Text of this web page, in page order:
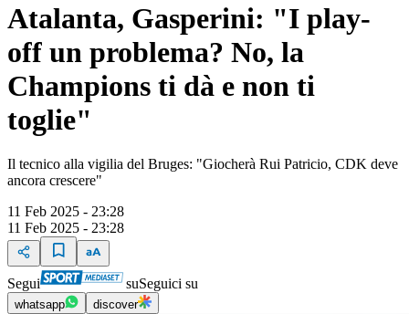
Atalanta, Gasperini: "I play-
off un problema? No, la
Champions ti dà e non ti
toglie"
Il tecnico alla vigilia del Bruges: "Giocherà Rui Patricio, CDK deve
ancora crescere"
11 Feb 2025 - 23:28
11 Feb 2025 - 23:28
Segui suSeguici su
whatsapp discover